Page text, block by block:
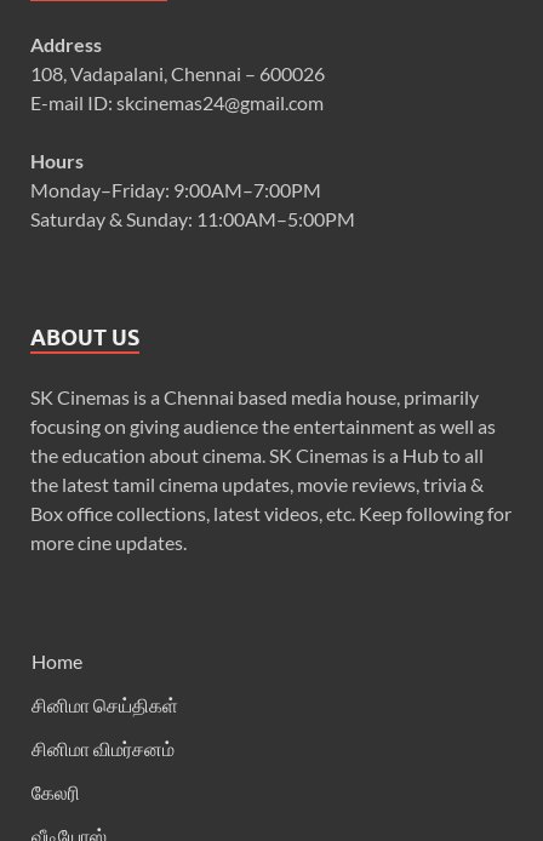
Address
108, Vadapalani, Chennai – 600026
E-mail ID: skcinemas24@gmail.com
Hours
Monday–Friday: 9:00AM–7:00PM
Saturday & Sunday: 11:00AM–5:00PM
ABOUT US
SK Cinemas is a Chennai based media house, primarily
focusing on giving audience the entertainment as well as
the education about cinema. SK Cinemas is a Hub to all
the latest tamil cinema updates, movie reviews, trivia &
Box office collections, latest videos, etc. Keep following for
more cine updates.
Home
சினிமா செய்திகள்
சினிமா விமர்சனம்
கேலரி
வீடியோஸ்